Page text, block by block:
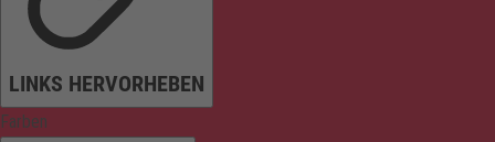
LINKS HERVORHEBEN
Farben